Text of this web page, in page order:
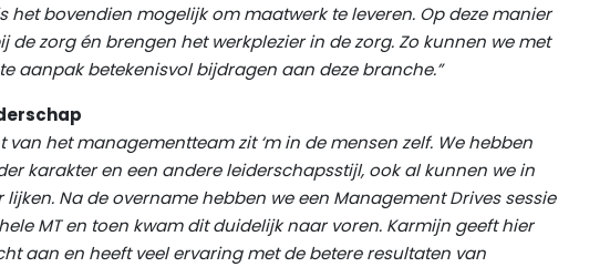
het bovendien mogelijk om maatwerk te leveren. Op deze manier
de zorg én brengen het werkplezier in de zorg. Zo kunnen we met
aanpak betekenisvol bijdragen aan deze branche.”
van het managementteam zit ‘m in de mensen zelf. We hebben
karakter en een andere leiderschapsstijl, ook al kunnen we in
Na de overname hebben we een Management Drives sessie
MT en toen kwam dit duidelijk naar voren. Karmijn geeft hier
aan en heeft veel ervaring met de betere resultaten van